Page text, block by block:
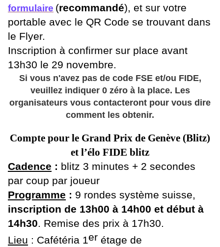
formulaire (recommandé), et sur votre
portable avec le QR Code se trouvant dans
le Flyer.
Inscription à confirmer sur place avant
13h30 le 29 novembre.
Si vous n'avez pas de code FSE et/ou FIDE,
veuillez indiquer 0 zéro à la place. Les
organisateurs vous contacteront pour vous dire
comment les obtenir.
Compte pour le Grand Prix de Genève (Blitz)
et l’élo FIDE blitz
Cadence : blitz 3 minutes + 2 secondes
par coup par joueur
Programme : 9 rondes système suisse,
inscription de 13h00 à 14h00 et début à
14h30. Remise des prix à 17h30.
Lieu : Cafétéria 1er étage de